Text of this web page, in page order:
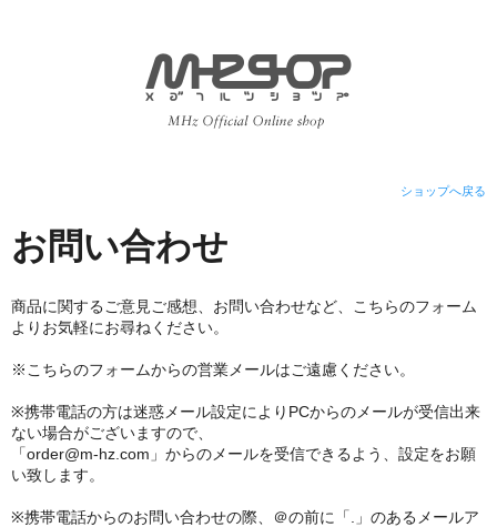
ショップへ戻る
お問い合わせ
商品に関するご意見ご感想、お問い合わせなど、こちらのフォーム
よりお気軽にお尋ねください。
※こちらのフォームからの営業メールはご遠慮ください。
※携帯電話の方は迷惑メール設定によりPCからのメールが受信出来
ない場合がございますので、
「order@m-hz.com」からのメールを受信できるよう、設定をお願
い致します。
※携帯電話からのお問い合わせの際、＠の前に「.」のあるメールア